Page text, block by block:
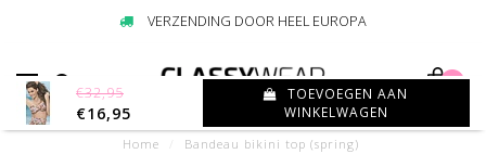
VERZENDING DOOR HEEL EUROPA
0
Home Bandeau bikini top (spring)
€32,95
€16,95
TOEVOEGEN AAN
WINKELWAGEN